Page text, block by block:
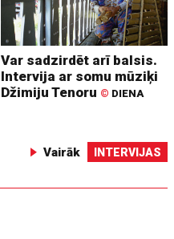
Var sadzirdēt arī balsis.
Intervija ar somu mūziķi
Džimiju Tenoru © DIENA
Vairāk INTERVIJAS